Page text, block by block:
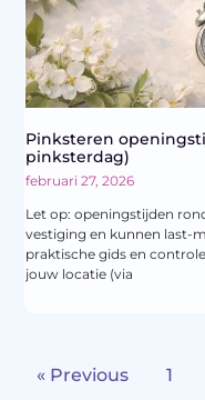
Pinksteren
pinksterdag)
februari 27, 2026
Let op: openingstijden
vestiging en kunnen last-
praktische gids en
jouw locatie (via
« Previous 1